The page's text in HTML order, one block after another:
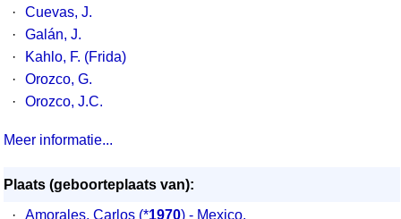
·
Cuevas, J.
·
Galán, J.
·
Kahlo, F. (Frida)
·
Orozco, G.
·
Orozco, J.C.
Meer informatie...
Plaats (geboorteplaats van):
·
Amorales, Carlos (*1970) - Mexico.